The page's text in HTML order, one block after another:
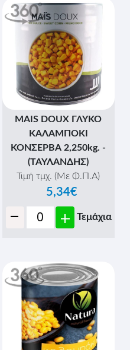
MAIS DOUX ΓΛΥΚΟ
ΚΑΛΑΜΠΟΚΙ
ΚΟΝΣΕΡΒΑ 2,250kg. -
(ΤΑΥΛΑΝΔΗΣ)
Τιμή τμχ. (Με Φ.Π.Α)
5,34€
- + Τεμάχια